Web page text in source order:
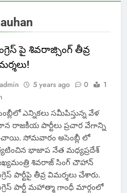
పై శివరాజ్సింగ్ తీవ్ర
admin 5 years ago 0
1
ఎన్నికలు సమీపిస్తున్న వేళ
రాజకీయ పార్టీలు ప్రచార వేగాన్ని
సోమవారం అసెంబ్లీ లో
భాజాప నేత మధ్యప్రదేశ్
శివరాజ్ సింగ్ చౌహాన్
పార్టీపై తీవ్ర విమర్శలు చేశారు.
పార్టీ మహాత్మా గాంధీ మార్గంలో